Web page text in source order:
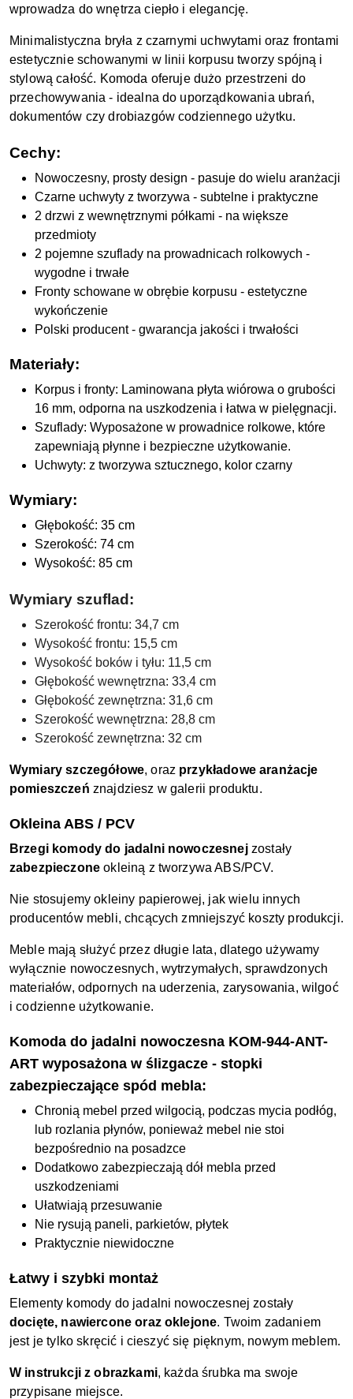
wprowadza do wnętrza ciepło i elegancję.
Minimalistyczna bryła z czarnymi uchwytami oraz frontami
estetycznie schowanymi w linii korpusu tworzy spójną i
stylową całość. Komoda oferuje dużo przestrzeni do
przechowywania - idealna do uporządkowania ubrań,
dokumentów czy drobiazgów codziennego użytku.
Cechy:
Nowoczesny, prosty design - pasuje do wielu aranżacji
Czarne uchwyty z tworzywa - subtelne i praktyczne
2 drzwi z wewnętrznymi półkami - na większe
przedmioty
2 pojemne szuflady na prowadnicach rolkowych -
wygodne i trwałe
Fronty schowane w obrębie korpusu - estetyczne
wykończenie
Polski producent - gwarancja jakości i trwałości
Materiały:
Korpus i fronty: Laminowana płyta wiórowa o grubości
16 mm, odporna na uszkodzenia i łatwa w pielęgnacji.
Szuflady: Wyposażone w prowadnice rolkowe, które
zapewniają płynne i bezpieczne użytkowanie.
Uchwyty: z tworzywa sztucznego, kolor czarny
Wymiary:
Głębokość: 35 cm
Szerokość: 74 cm
Wysokość: 85 cm
Wymiary szuflad :
Szerokość frontu: 34,7 cm
Wysokość frontu: 15,5 cm
Wysokość boków i tyłu: 11,5 cm
Głębokość wewnętrzna: 33,4 cm
Głębokość zewnętrzna: 31,6 cm
Szerokość wewnętrzna: 28,8 cm
Szerokość zewnętrzna: 32 cm
Wymiary szczegółowe, oraz przykładowe aranżacje
pomieszczeń znajdziesz w galerii produktu.
Okleina ABS / PCV
Brzegi komody do jadalni nowoczesnej zostały
zabezpieczoneokleiną z tworzywa ABS/PCV.
Nie stosujemy okleiny papierowej, jak wielu innych
producentów mebli, chcących zmniejszyć koszty produkcji.
Meble mają służyć przez długie lata, dlatego używamy
wyłącznie nowoczesnych, wytrzymałych, sprawdzonych
materiałów, odpornych na uderzenia, zarysowania, wilgoć
i codzienne użytkowanie.
Komoda do jadalni nowoczesna KOM-944-ANT-
ART wyposażona w ślizgacze - stopki
zabezpieczające spód mebla:
Chronią mebel przed wilgocią, podczas mycia podłóg,
lub rozlania płynów, ponieważ mebel nie stoi
bezpośrednio na posadzce
Dodatkowo zabezpieczają dół mebla przed
uszkodzeniami
Ułatwiają przesuwanie
Nie rysują paneli, parkietów, płytek
Praktycznie niewidoczne
Łatwy i szybki montaż
Elementy komody do jadalni nowoczesnej zostały
docięte, nawiercone oraz oklejone. Twoim zadaniem
jest je tylko skręcić i cieszyć się pięknym, nowym meblem.
W instrukcji z obrazkami, każda śrubka ma swoje
przypisane miejsce.